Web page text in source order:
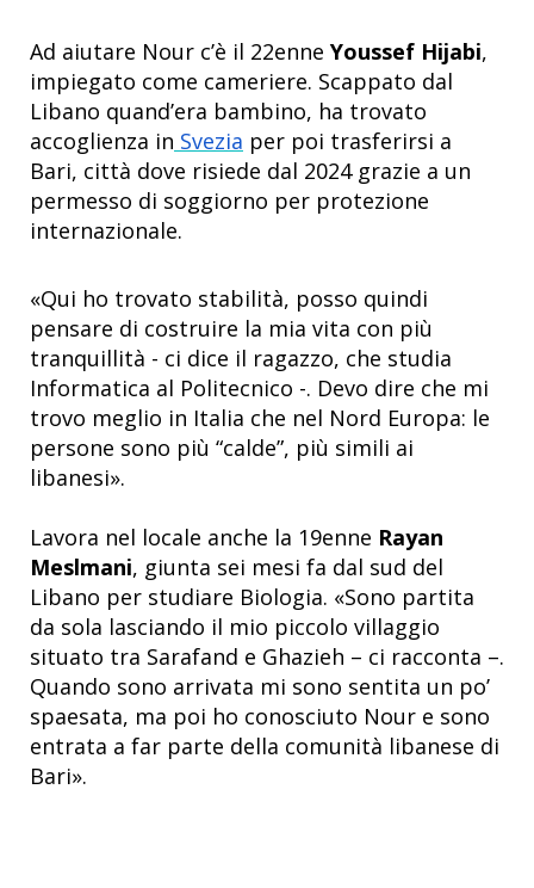
Ad aiutare Nour c’è il 22enne Youssef Hijabi,
impiegato come cameriere. Scappato dal
Libano quand’era bambino, ha trovato
accoglienza in Svezia per poi trasferirsi a
Bari, città dove risiede dal 2024 grazie a un
permesso di soggiorno per protezione
internazionale.
«Qui ho trovato stabilità, posso quindi
pensare di costruire la mia vita con più
tranquillità - ci dice il ragazzo, che studia
Informatica al Politecnico -. Devo dire che mi
trovo meglio in Italia che nel Nord Europa: le
persone sono più “calde”, più simili ai
libanesi».
Lavora nel locale anche la 19enne Rayan
Meslmani, giunta sei mesi fa dal sud del
Libano per studiare Biologia. «Sono partita
da sola lasciando il mio piccolo villaggio
situato tra Sarafand e Ghazieh – ci racconta –.
Quando sono arrivata mi sono sentita un po’
spaesata, ma poi ho conosciuto Nour e sono
entrata a far parte della comunità libanese di
Bari».